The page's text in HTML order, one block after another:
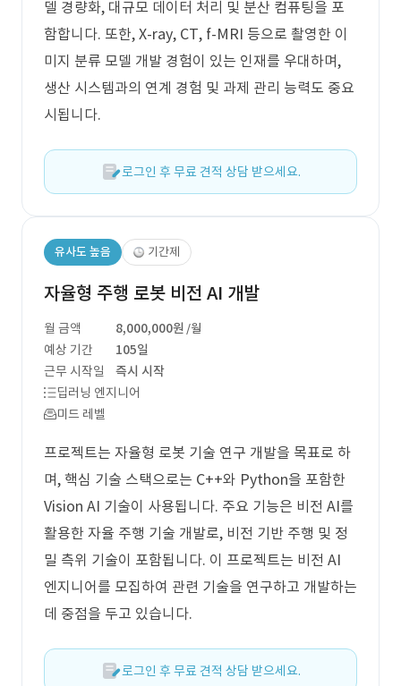
델 경량화, 대규모 데이터 처리 및 분산 컴퓨팅을 포
함합니다. 또한, X-ray, CT, f-MRI 등으로 촬영한 이
미지 분류 모델 개발 경험이 있는 인재를 우대하며,
생산 시스템과의 연계 경험 및 과제 관리 능력도 중요
시됩니다.
로그인 후 무료 견적 상담 받으세요.
유사도 높음 기간제
자율형 주행 로봇 비전 AI 개발
월 금액 8,000,000원 /월
예상 기간
105일
근무 시작일
즉시 시작
딥러닝 엔지니어
미드 레벨
프로젝트는 자율형 로봇 기술 연구 개발을 목표로 하
며, 핵심 기술 스택으로는 C++와 Python을 포함한
Vision AI 기술이 사용됩니다. 주요 기능은 비전 AI를
활용한 자율 주행 기술 개발로, 비전 기반 주행 및 정
밀 측위 기술이 포함됩니다. 이 프로젝트는 비전 AI
엔지니어를 모집하여 관련 기술을 연구하고 개발하는
데 중점을 두고 있습니다.
로그인 후 무료 견적 상담 받으세요.